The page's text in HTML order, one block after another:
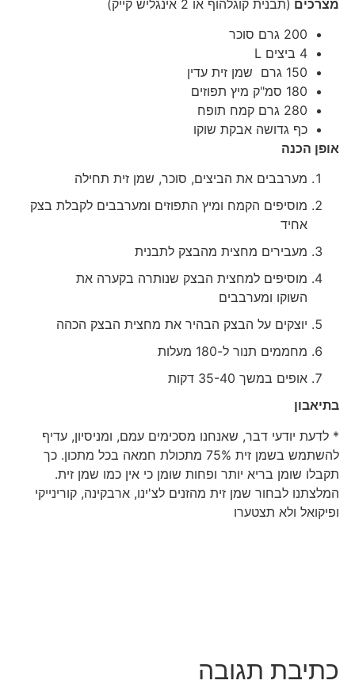
מצרכים(תבנית קוגלהוף או 2 אינגליש קייק)
200 גרם סוכר
4 ביצים L
150 גרם שמן זית עדין
180 סמ"ק מיץ תפוזים
280 גרם קמח תופח
כף גדושה אבקת שוקו
אופן הכנה
מערבבים את הביצים, סוכר, שמן זית תחילה
מוסיפים הקמח ומיץ התפוזים ומערבבים לקבלת בצק
אחיד
מעבירים מחצית מהבצק לתבנית
מוסיפים למחצית הבצק שנותרה בקערה את
השוקו ומערבבים
יוצקים על הבצק הבהיר את מחצית הבצק הכהה
מחממים תנור ל-180 מעלות
אופים במשך 35-40 דקות
בתיאבון
* לדעת יודעי דבר, שאנחנו מסכימים עמם, ומניסיון, עדיף
להשתמש בשמן זית 75% מתכולת חמאה בכל מתכון. כך
תקבלו שומן בריא יותר ופחות שומן כי אין כמו שמן זית.
המלצתנו לבחור שמן זית מהזנים לצ'ינו, ארבקינה, קורינייקי
ופיקואל ולא תצטערו
כתיבת תגובה